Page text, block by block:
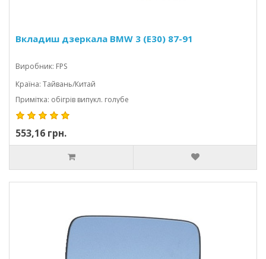
Вкладиш дзеркала BMW 3 (E30) 87-91
Виробник: FPS
Країна: Тайвань/Китай
Примітка: обігрів випукл. голубе
553,16 грн.